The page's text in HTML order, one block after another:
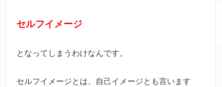
セルフイメージ
となってしまうわけなんです。
セルフイメージとは、自己イメージとも言います